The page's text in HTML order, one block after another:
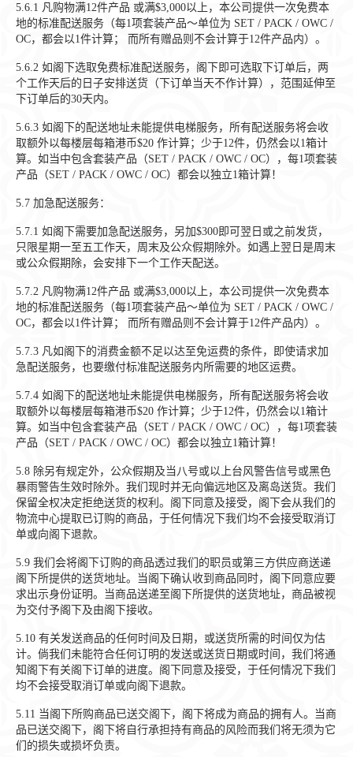
5.6.1 凡购物满12件产品 或满$3,000以上，本公司提供一次免费本
地的标准配送服务（每1项套装产品～单位为 SET / PACK / OWC /
OC，都会以1件计算； 而所有赠品则不会计算于12件产品内）。
5.6.2 如阁下选取免费标准配送服务，阁下即可选取下订单后，两
个工作天后的日子安排送货（下订单当天不作计算），范围延伸至
下订单后的30天内。
5.6.3 如阁下的配送地址未能提供电梯服务，所有配送服务将会收
取额外以每楼层每箱港币$20 作计算；少于12件，仍然会以1箱计
算。如当中包含套装产品（SET / PACK / OWC / OC），每1项套装
产品（SET / PACK / OWC / OC）都会以独立1箱计算！
5.7 加急配送服务：
5.7.1 如阁下需要加急配送服务，另加$300即可翌日或之前发货，
只限星期一至五工作天，周末及公众假期除外。如遇上翌日是周末
或公众假期除，会安排下一个工作天配送。
5.7.2 凡购物满12件产品 或满$3,000以上，本公司提供一次免费本
地的标准配送服务（每1项套装产品～单位为 SET / PACK / OWC /
OC，都会以1件计算； 而所有赠品则不会计算于12件产品内）。
5.7.3 凡如阁下的消费金额不足以达至免运费的条件，即使请求加
急配送服务，也要缴付标准配送服务内所需要的地区运费。
5.7.4 如阁下的配送地址未能提供电梯服务，所有配送服务将会收
取额外以每楼层每箱港币$20 作计算；少于12件，仍然会以1箱计
算。如当中包含套装产品（SET / PACK / OWC / OC），每1项套装
产品（SET / PACK / OWC / OC）都会以独立1箱计算！
5.8 除另有规定外，公众假期及当八号或以上台风警告信号或黑色
暴雨警告生效时除外。我们现时并无向偏远地区及离岛送货。我们
保留全权决定拒绝送货的权利。阁下同意及接受，阁下会从我们的
物流中心提取已订购的商品，于任何情况下我们均不会接受取消订
单或向阁下退款。
5.9 我们会将阁下订购的商品透过我们的职员或第三方供应商送递
阁下所提供的送货地址。当阁下确认收到商品同时，阁下同意应要
求出示身份证明。当商品送递至阁下所提供的送货地址，商品被视
为交付予阁下及由阁下接收。
5.10 有关发送商品的任何时间及日期，或送货所需的时间仅为估
计。倘我们未能符合任何订明的发送或送货日期或时间，我们将通
知阁下有关阁下订单的进度。阁下同意及接受，于任何情况下我们
均不会接受取消订单或向阁下退款。
5.11 当阁下所购商品已送交阁下，阁下将成为商品的拥有人。当商
品已送交阁下，阁下将自行承担持有商品的风险而我们将无须为它
们的损失或损坏负责。